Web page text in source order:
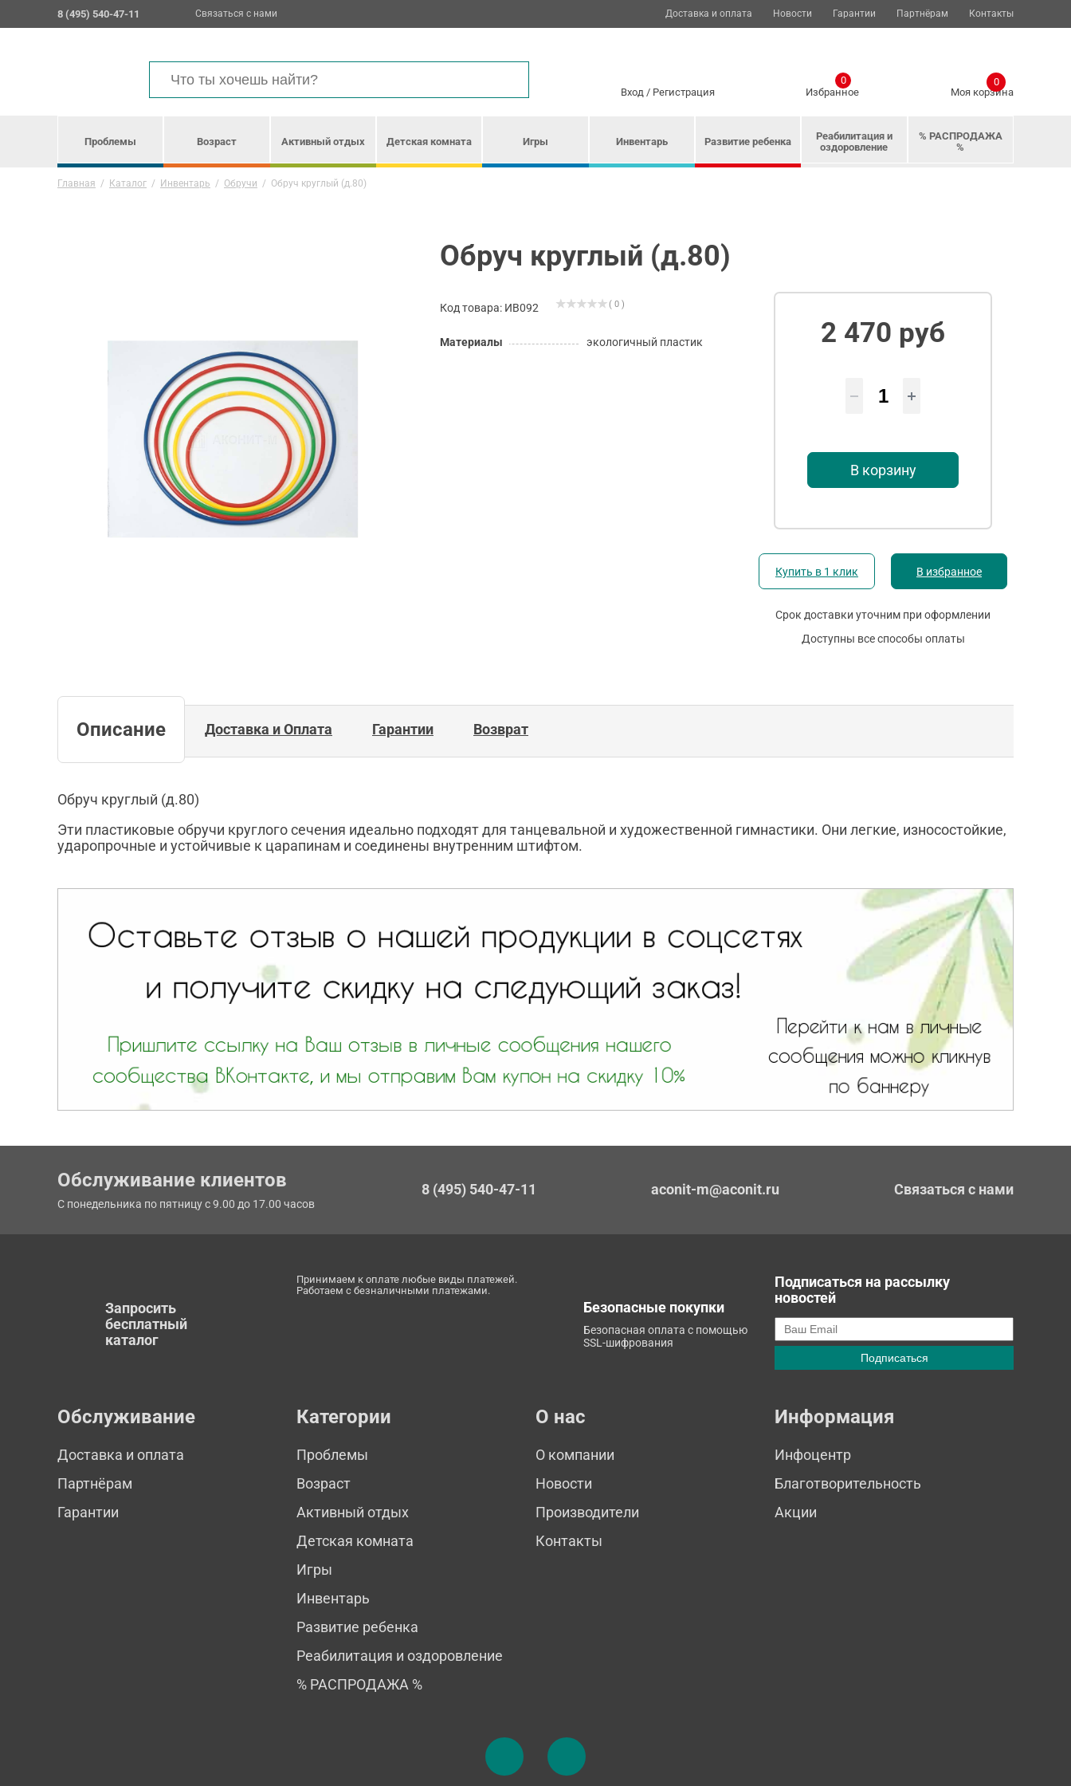
8 (495) 540-47-11 Связаться с нами Доставка и оплата Новости Гарантии Партнёрам Контакты
Вход/ Регистрация Избранное
0
Моя корзина
0
Проблемы Возраст Активный отдых Детская комната Игры Инвентарь Развитие ребенка
Реабилитация и
оздоровление
% РАСПРОДАЖА
%
Главная / Каталог / Инвентарь / Обручи / Обруч круглый (д.80)
Обруч круглый (д.80)
Код товара: ИВ092 ( 0 )
Материалы экологичный пластик 2 470 руб
В корзину
Купить в 1 клик В избранное
Срок доставки уточним при оформлении
Доступны все способы оплаты
Описание Доставка и Оплата Гарантии Возврат
Обруч круглый (д.80)
Эти пластиковые обручи круглого сечения идеально подходят для танцевальной и художественной гимнастики. Они легкие, износостойкие,
ударопрочные и устойчивые к царапинам и соединены внутренним штифтом.
Обслуживание клиентов
С понедельника по пятницу с 9.00 до 17.00 часов
8 (495) 540-47-11 aconit-m@aconit.ru Связаться с нами
Запросить
бесплатный
каталог
Принимаем к оплате любые виды платежей.
Работаем с безналичными платежами.
Безопасные покупки
Безопасная оплата с помощью
SSL-шифрования
Подписаться на рассылку
новостей
Обслуживание
Доставка и оплата
Партнёрам
Гарантии
Категории
Проблемы
Возраст
Активный отдых
Детская комната
Игры
Инвентарь
Развитие ребенка
Реабилитация и оздоровление
% РАСПРОДАЖА %
О нас
О компании
Новости
Производители
Контакты
Информация
Инфоцентр
Благотворительность
Акции